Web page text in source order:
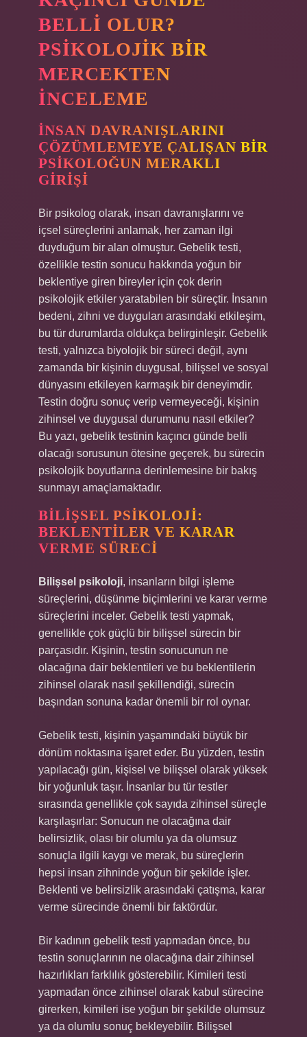
BELLI OLUR?
PSIKOLOJIK BIR
MERCEKTEN
İNCELEME
İNSAN DAVRANIŞLARINI
ÇÖZÜMLEMEYE ÇALIŞAN BIR
PSIKOLOĞUN MERAKLI
GIRIŞI
Bir psikolog olarak, insan davranışlarını ve
içsel süreçlerini anlamak, her zaman ilgi
duyduğum bir alan olmuştur. Gebelik testi,
özellikle testin sonucu hakkında yoğun bir
beklentiye giren bireyler için çok derin
psikolojik etkiler yaratabilen bir süreçtir. İnsanın
bedeni, zihni ve duyguları arasındaki etkileşim,
bu tür durumlarda oldukça belirginleşir. Gebelik
testi, yalnızca biyolojik bir süreci değil, aynı
zamanda bir kişinin duygusal, bilişsel ve sosyal
dünyasını etkileyen karmaşık bir deneyimdir.
Testin doğru sonuç verip vermeyeceği, kişinin
zihinsel ve duygusal durumunu nasıl etkiler?
Bu yazı, gebelik testinin kaçıncı günde belli
olacağı sorusunun ötesine geçerek, bu sürecin
psikolojik boyutlarına derinlemesine bir bakış
sunmayı amaçlamaktadır.
BILIŞSEL PSIKOLOJI:
BEKLENTILER VE KARAR
VERME SÜRECI
Bilişsel psikoloji, insanların bilgi işleme
süreçlerini, düşünme biçimlerini ve karar verme
süreçlerini inceler. Gebelik testi yapmak,
genellikle çok güçlü bir bilişsel sürecin bir
parçasıdır. Kişinin, testin sonucunun ne
olacağına dair beklentileri ve bu beklentilerin
zihinsel olarak nasıl şekillendiği, sürecin
başından sonuna kadar önemli bir rol oynar.
Gebelik testi, kişinin yaşamındaki büyük bir
dönüm noktasına işaret eder. Bu yüzden, testin
yapılacağı gün, kişisel ve bilişsel olarak yüksek
bir yoğunluk taşır. İnsanlar bu tür testler
sırasında genellikle çok sayıda zihinsel süreçle
karşılaşırlar: Sonucun ne olacağına dair
belirsizlik, olası bir olumlu ya da olumsuz
sonuçla ilgili kaygı ve merak, bu süreçlerin
hepsi insan zihninde yoğun bir şekilde işler.
Beklenti ve belirsizlik arasındaki çatışma, karar
verme sürecinde önemli bir faktördür.
Bir kadının gebelik testi yapmadan önce, bu
testin sonuçlarının ne olacağına dair zihinsel
hazırlıkları farklılık gösterebilir. Kimileri testi
yapmadan önce zihinsel olarak kabul sürecine
girerken, kimileri ise yoğun bir şekilde olumsuz
ya da olumlu sonuç bekleyebilir. Bilişsel